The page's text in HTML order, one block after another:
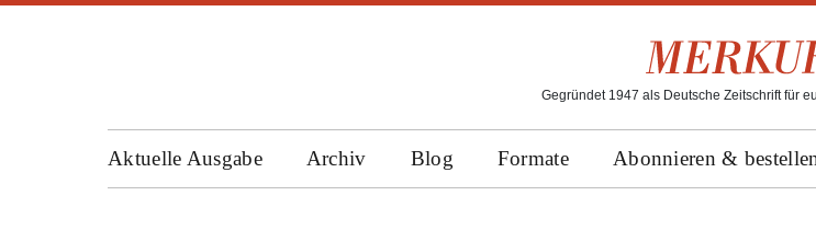
Gegründet 1947 als Deutsche Zeitschrift für
Aktuelle Ausgabe Archiv Blog Formate Abonnieren &